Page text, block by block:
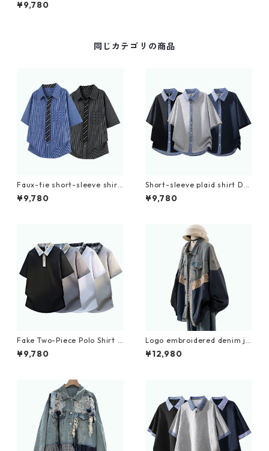
¥9,780
同じカテゴリの商品
Faux-tie short-sleeve shirt
D0224
¥9,780
Short-sleeve plaid shirt D0
225
¥9,780
Fake Two-Piece Polo Shirt D
0227
¥9,780
Logo embroidered denim ja
cket D0089
¥12,980